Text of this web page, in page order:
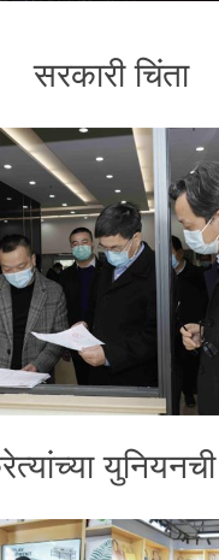
सरकारी चिंता